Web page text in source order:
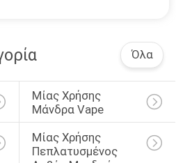
Όλα
Μίας Χρήσης
Μάνδρα Vape
Μίας Χρήσης
Πεπλατυσμένος